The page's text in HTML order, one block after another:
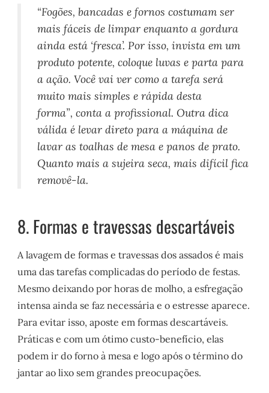
“Fogões, bancadas e fornos costumam ser
mais fáceis de limpar enquanto a gordura
ainda está ‘fresca’. Por isso, invista em um
produto potente, coloque luvas e parta para
a ação. Você vai ver como a tarefa será
muito mais simples e rápida desta
forma”, conta a profissional. Outra dica
válida é levar direto para a máquina de
lavar as toalhas de mesa e panos de prato.
Quanto mais a sujeira seca, mais difícil fica
removê-la.
8. Formas e travessas descartáveis
A lavagem de formas e travessas dos assados é mais
uma das tarefas complicadas do período de festas.
Mesmo deixando por horas de molho, a esfregação
intensa ainda se faz necessária e o estresse aparece.
Para evitar isso, aposte em formas descartáveis.
Práticas e com um ótimo custo-benefício, elas
podem ir do forno à mesa e logo após o término do
jantar ao lixo sem grandes preocupações.